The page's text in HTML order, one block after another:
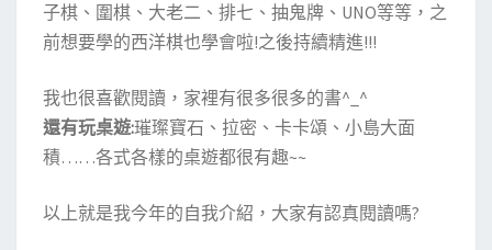
子棋、圍棋、大老二、排七、抽鬼牌、UNO等等，之
前想要學的西洋棋也學會啦!之後持續精進!!!
我也很喜歡閱讀，家裡有很多很多的書^_^
還有玩桌遊:璀璨寶石、拉密、卡卡頌、小島大面
積……各式各樣的桌遊都很有趣~~
以上就是我今年的自我介紹，大家有認真閱讀嗎?